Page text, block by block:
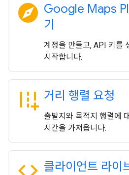
explore Google Maps
기
계정을 만들고, API 키를
시작합니다.
add_road 거리 행렬 요청
출발지와 목적지 행렬에
시간을 가져옵니다.
클라이언트 라이